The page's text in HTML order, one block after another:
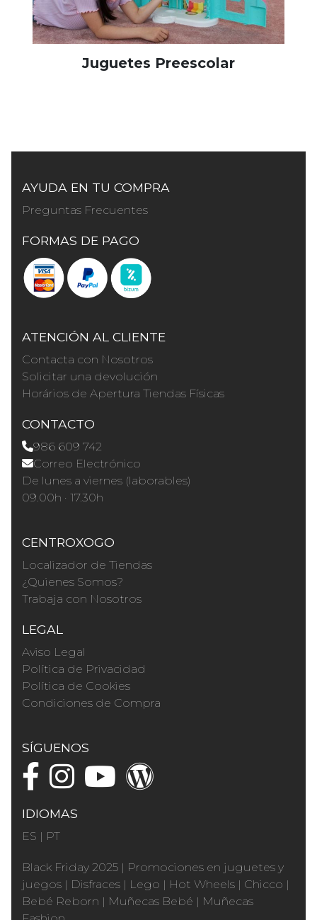
Juguetes Preescolar
AYUDA EN TU COMPRA
Preguntas Frecuentes
FORMAS DE PAGO
ATENCIÓN AL CLIENTE
Contacta con Nosotros
Solicitar una devolución
Horários de Apertura Tiendas Físicas
CONTACTO
986 609 742
Correo Electrónico
De lunes a viernes (laborables)
09.00h · 17.30h
CENTROXOGO
Localizador de Tiendas
¿Quienes Somos?
Trabaja con Nosotros
LEGAL
Aviso Legal
Política de Privacidad
Política de Cookies
Condiciones de Compra
SÍGUENOS
IDIOMAS
ES | PT
Black Friday 2025 | Promociones en juguetes y
juegos | Disfraces | Lego | Hot Wheels | Chicco |
Bebé Reborn | Muñecas Bebé | Muñecas